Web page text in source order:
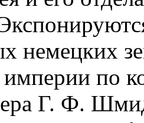
немецких
по
Г. Ф.